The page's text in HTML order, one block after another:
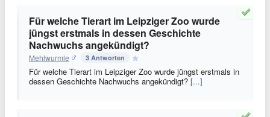
Für welche Tierart im Leipziger Zoo wurde
jüngst erstmals in dessen Geschichte
Nachwuchs angekündigt?
Mehlwurmle 3 Antworten
Für welche Tierart im Leipziger Zoo wurde jüngst erstmals in
dessen Geschichte Nachwuchs angekündigt? [...]